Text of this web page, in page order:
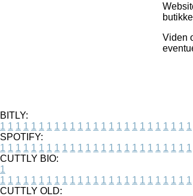
Viden
BITLY:
1 1 1 1 1 1 1 1 1 1 1 1 1 1 1 1 1 1 1 1 1 1 1 1 1
SPOTIFY:
1 1 1 1 1 1 1 1 1 1 1 1 1 1 1 1 1 1 1 1 1 1 1 1 1
CUTTLY BIO:
1
1 1 1 1 1 1 1 1 1 1 1 1 1 1 1 1 1 1 1 1 1 1 1 1 1
CUTTLY OLD: